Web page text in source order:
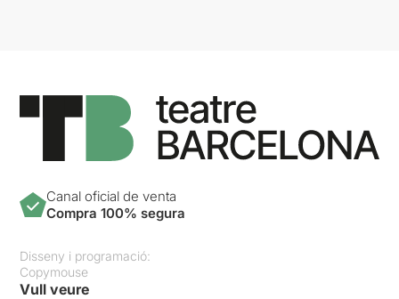
Canal oficial de venta
Compra 100% segura
Disseny i programació:
Copymouse
Vull veure